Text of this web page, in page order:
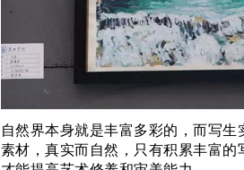
自然界本身就是丰富多彩的，而写
素材，真实而自然，只有积累丰富